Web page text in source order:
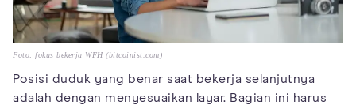
Foto: fokus bekerja WFH (bitcoinist.com)
Posisi duduk yang benar saat bekerja selanjutnya
adalah dengan menyesuaikan layar. Bagian ini harus